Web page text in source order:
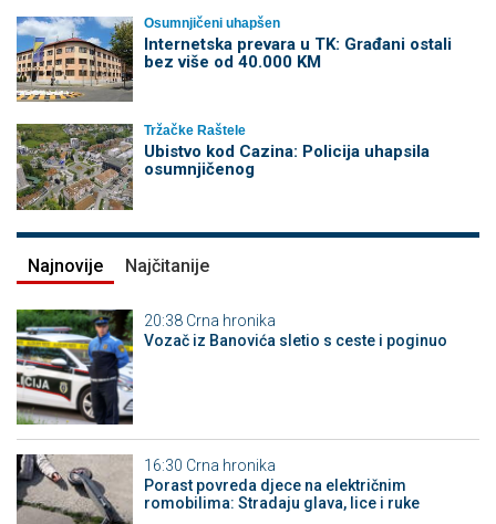
Osumnjičeni uhapšen
Internetska prevara u TK: Građani ostali
bez više od 40.000 KM
Tržačke Raštele
Ubistvo kod Cazina: Policija uhapsila
osumnjičenog
Najnovije Najčitanije
20:38 Crna hronika
Vozač iz Banovića sletio s ceste i poginuo
16:30 Crna hronika
Porast povreda djece na električnim
romobilima: Stradaju glava, lice i ruke